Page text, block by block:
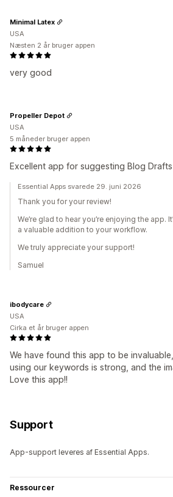
very good
Minimal Latex
USA
Næsten 2 år bruger appen
Excellent app for suggesting Blog Drafts
Propeller Depot
USA
5 måneder bruger appen
Essential Apps svarede 29. juni 2026
Thank you for your review!
We’re glad to hear you’re enjoying the app.
a valuable addition to your workflow.
We truly appreciate your support!
Samuel
We have found this app to be
using our keywords is strong, and the
Love this app!!
ibodycare
USA
Cirka et år bruger appen
Support
App-support leveres af Essential Apps.
Ressourcer